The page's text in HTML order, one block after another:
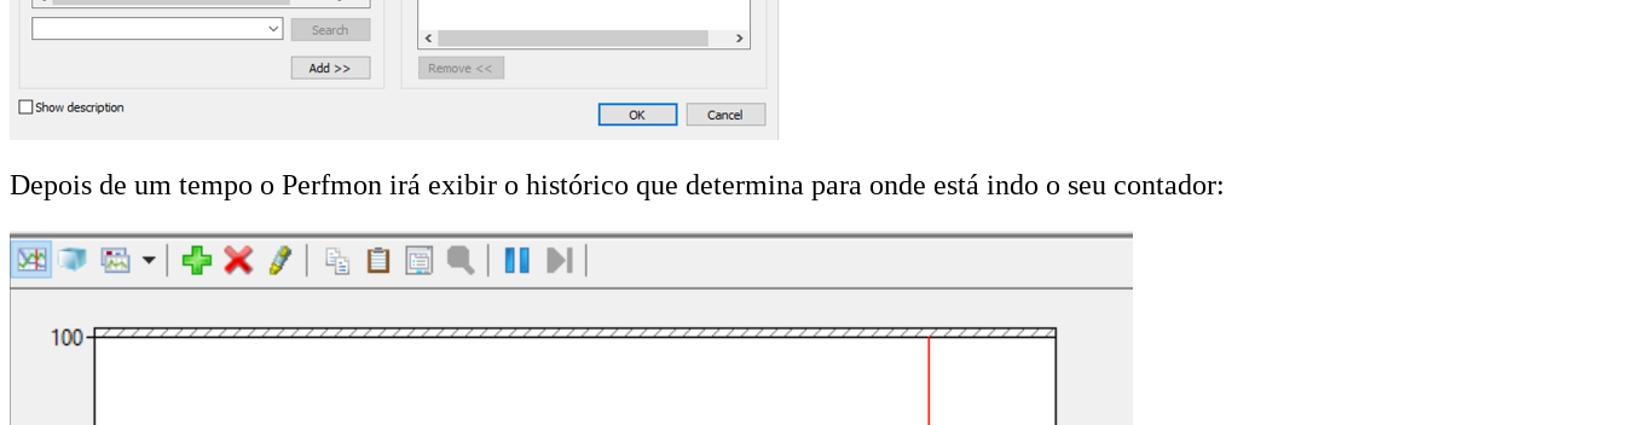
Depois de um tempo o Perfmon irá exibir o histórico que determina para onde está indo o seu contador: